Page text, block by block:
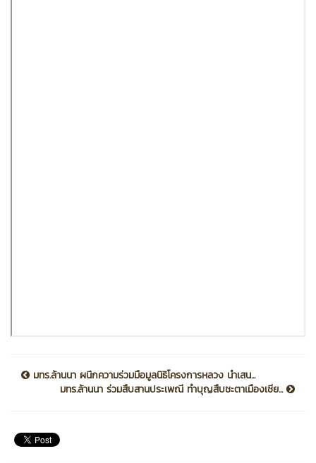
มทร.ล้านนา ผนึกความร่วมมือมูลนิธิโครงการหลวง นำเสน...
มทร.ล้านนา ร่วมสืบสานประเพณี ทำบุญสืบชะตาเมืองเชีย...